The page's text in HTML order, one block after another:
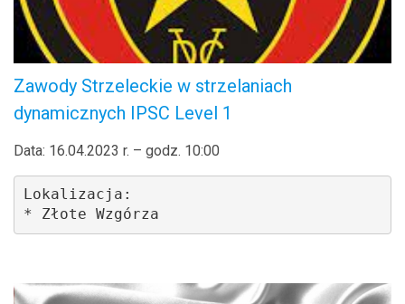
Zawody Strzeleckie w strzelaniach
dynamicznych IPSC Level 1
Data: 16.04.2023 r. – godz. 10:00
Lokalizacja:
* Złote Wzgórza